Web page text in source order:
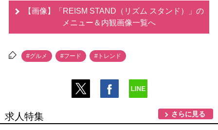
【画像】「REISM STAND（リズム スタンド）」の
メニュー＆内観画像一覧へ
#グルメ #フード #トレンド
求人特集 さらに見る